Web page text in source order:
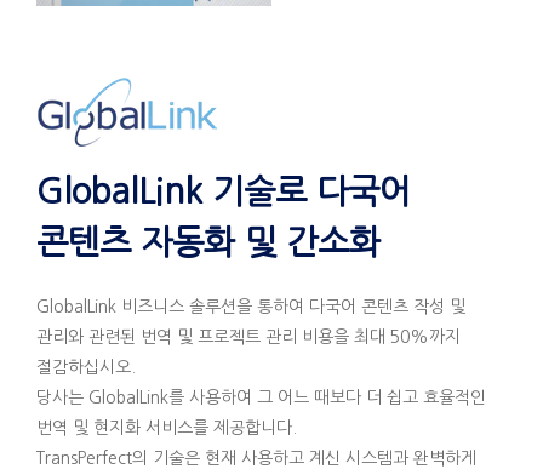
GlobalLink 기술로 다국어
콘텐츠 자동화 및 간소화
GlobalLink 비즈니스 솔루션을 통하여 다국어 콘텐츠 작성 및
관리와 관련된 번역 및 프로젝트 관리 비용을 최대 50%까지
절감하십시오.
당사는 GlobalLink를 사용하여 그 어느 때보다 더 쉽고 효율적인
번역 및 현지화 서비스를 제공합니다.
TransPerfect의 기술은 현재 사용하고 계신 시스템과 완벽하게